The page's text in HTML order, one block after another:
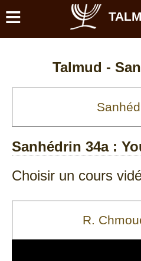
≡
Talmud -
Sanhédrin 34a:
Choisir un cours